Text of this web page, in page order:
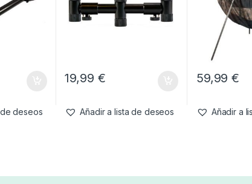
deseos
19,99 €
Añadir a lista de deseos
59,99€
Añadir a